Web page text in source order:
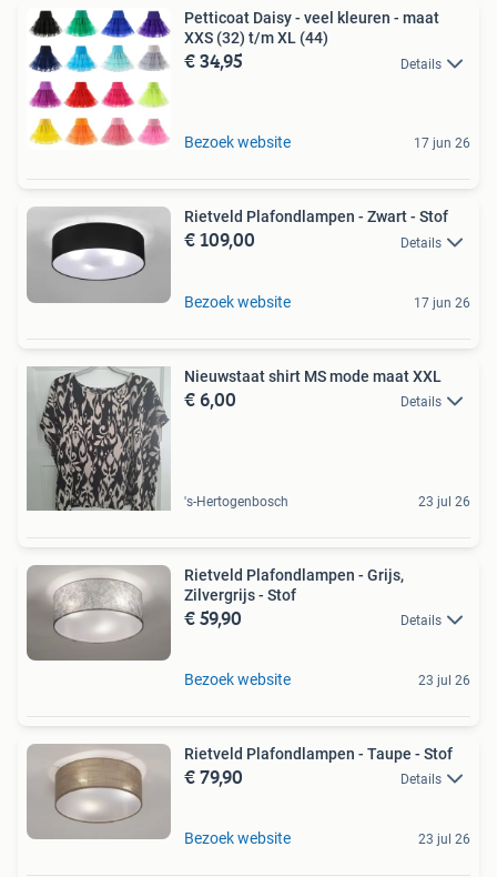
Petticoat Daisy - veel kleuren - maat
XXS (32) t/m XL (44)
€ 34,95 Details
Bezoek website 17 jun 26
Rietveld Plafondlampen - Zwart - Stof
€ 109,00 Details
Bezoek website 17 jun 26
Nieuwstaat shirt MS mode maat XXL
€ 6,00 Details
's-Hertogenbosch 23 jul 26
Rietveld Plafondlampen - Grijs,
Zilvergrijs - Stof
€ 59,90 Details
Bezoek website 23 jul 26
Rietveld Plafondlampen - Taupe - Stof
€ 79,90 Details
Bezoek website 23 jul 26